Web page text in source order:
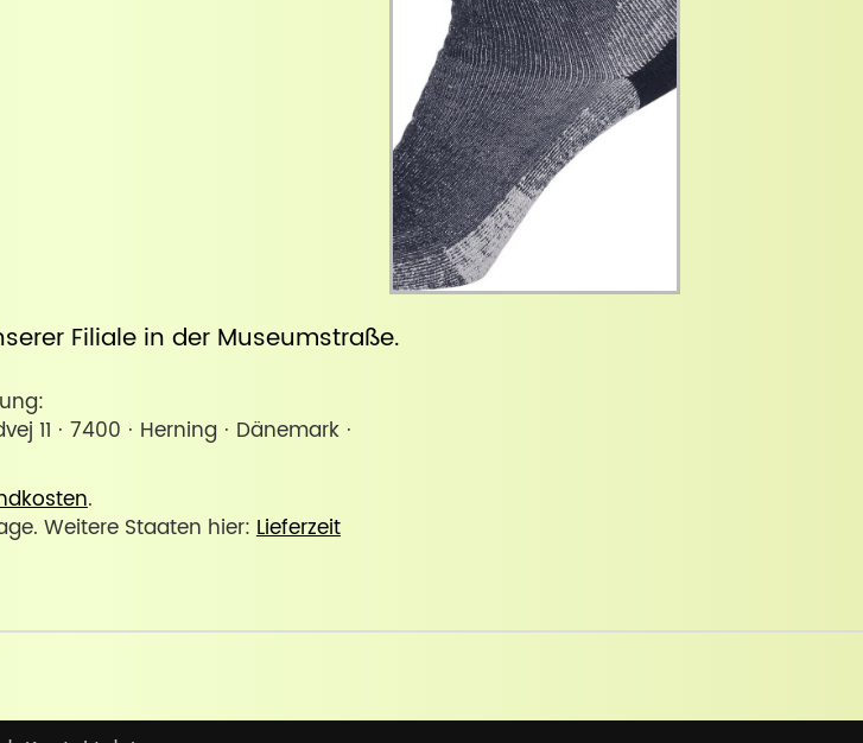
Filiale in der Museumstraße.
11 · 7400 · Herning · Dänemark ·
.
Weitere Staaten hier:Lieferzeit